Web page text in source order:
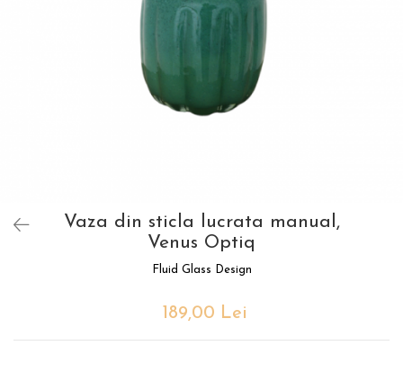
Vaza din sticla lucrata manual,
Venus Optiq
Fluid Glass Design
189,00 Lei